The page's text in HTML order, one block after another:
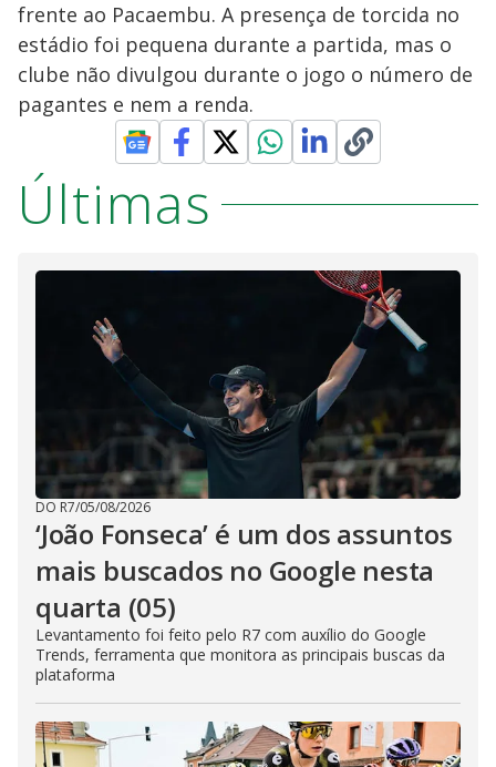
frente ao Pacaembu. A presença de torcida no
estádio foi pequena durante a partida, mas o
clube não divulgou durante o jogo o número de
pagantes e nem a renda.
Últimas
DO R7/05/08/2026
‘João Fonseca’ é um dos assuntos
mais buscados no Google nesta
quarta (05)
Levantamento foi feito pelo R7 com auxílio do Google
Trends, ferramenta que monitora as principais buscas da
plataforma